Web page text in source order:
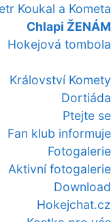
Koukal a Kometa
Chlapi ŽENÁM
Hokejová tombola
Království Komety
Dortiáda
Ptejte se
Fan klub informuje
Fotogalerie
Aktivní fotogalerie
Download
Hokejchat.cz